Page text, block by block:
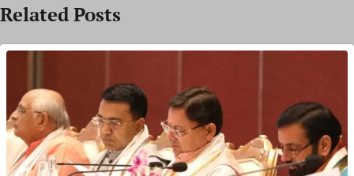
Related Posts